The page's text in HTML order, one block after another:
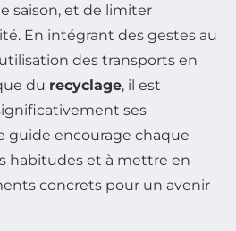
saison, et de limiter
En intégrant des gestes au
des transports en
du recyclage, il est
ses
guide encourage chaque
habitudes et à mettre en
concrets pour un avenir